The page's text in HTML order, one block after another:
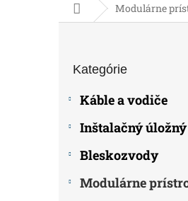
DomovModulárne
kategórie
Kategórie
Káble a vodiče
Inštalačný
Bleskozvody
Modulárne